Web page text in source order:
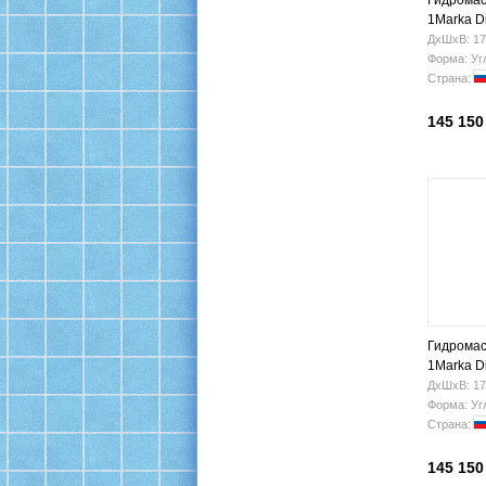
1Marka
(правая)
ДхШхВ:
Форма:
Страна:
145
1Marka
(левая)
ДхШхВ:
Форма:
Страна:
145